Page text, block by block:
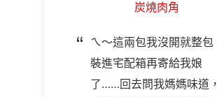
炭燒肉角
ㄟ～這兩包我沒開就整包
裝進宅配箱再寄給我娘
了……回去問我媽媽味道，